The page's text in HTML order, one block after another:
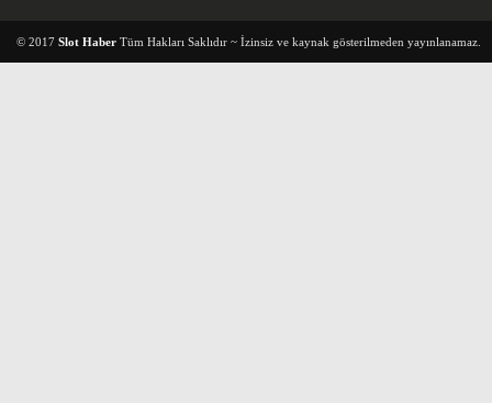
© 2017 Slot Haber Tüm Hakları Saklıdır ~ İzinsiz ve kaynak gösterilmeden yayınlanamaz.